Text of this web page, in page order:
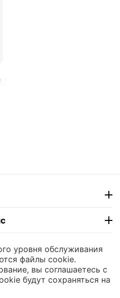
На базе CS-Cartи
уровня обслуживания
файлы cookie.
вы соглашаетесь с
будут сохраняться на